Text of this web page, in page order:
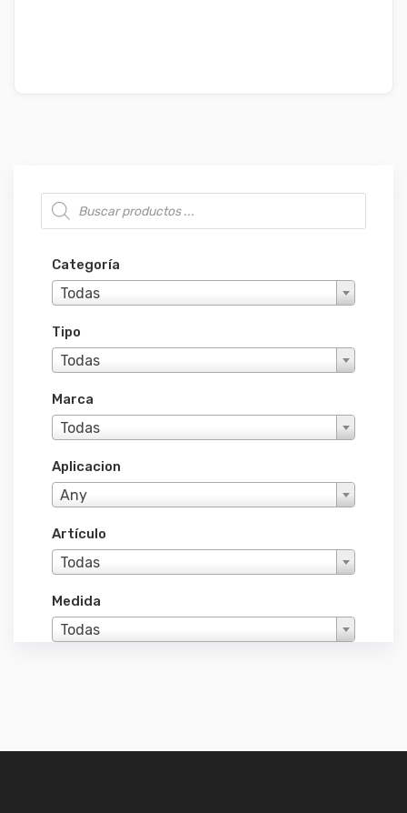
Búsqueda de productos
Categoría
Todas
Tipo
Todas
Marca
Todas
Aplicacion
Any
Artículo
Todas
Medida
Todas